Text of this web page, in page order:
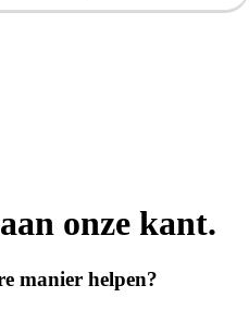
onze kant.
manier helpen?